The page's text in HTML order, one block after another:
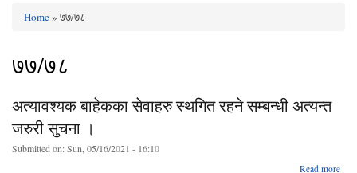
Home» ७७/७८
७७/७८
अत्यावश्यक बाहेकका सेवाहरु स्थगित रहने सम्बन्धी अत्यन्त
जरुरी सुचना ।
Submitted on:Sun, 05/16/2021 - 16:10
Read more